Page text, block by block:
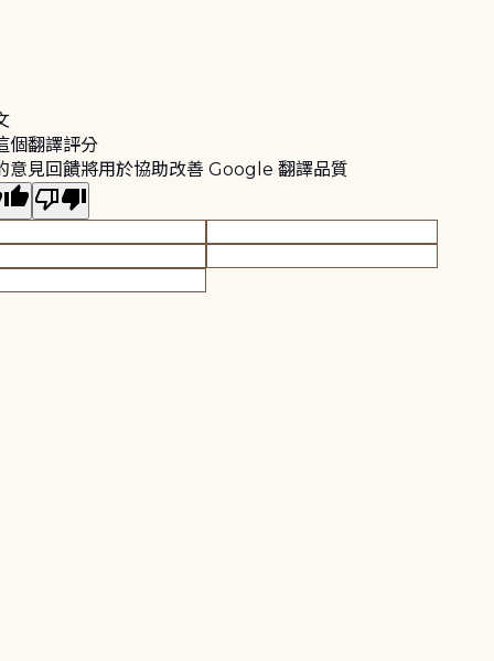
個翻譯評分
意見回饋將用於協助改善 Google 翻譯品質